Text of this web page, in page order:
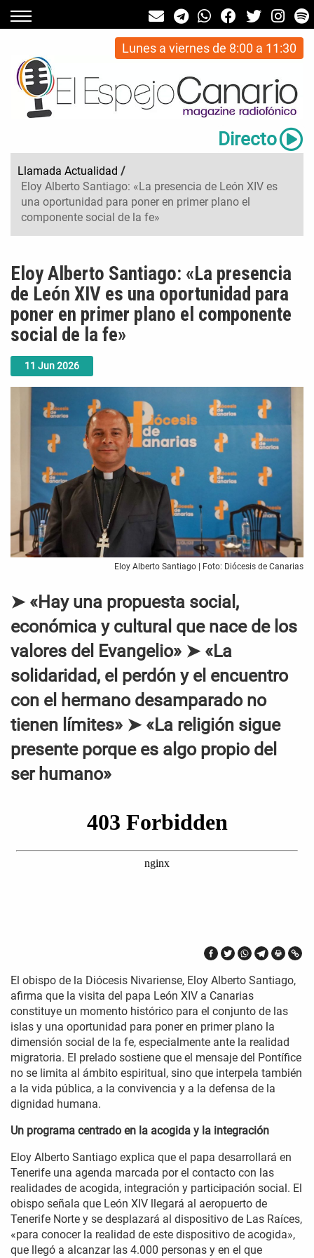
Lunes a viernes de 8:00 a 11:30
Directo
Llamada Actualidad /
Eloy Alberto Santiago: «La presencia de León XIV es
una oportunidad para poner en primer plano el
componente social de la fe»
11 Jun2026
Eloy Alberto Santiago: «La presencia
de León XIV es una oportunidad para
poner en primer plano el componente
social de la fe»
Eloy Alberto Santiago | Foto: Diócesis de Canarias
➤ «Hay una propuesta social,
económica y cultural que nace de los
valores del Evangelio» ➤ «La
solidaridad, el perdón y el encuentro
con el hermano desamparado no
tienen límites» ➤ «La religión sigue
presente porque es algo propio del
ser humano»
El obispo de la Diócesis Nivariense, Eloy Alberto Santiago,
afirma que la visita del papa León XIV a Canarias
constituye un momento histórico para el conjunto de las
islas y una oportunidad para poner en primer plano la
dimensión social de la fe, especialmente ante la realidad
migratoria. El prelado sostiene que el mensaje del Pontífice
no se limita al ámbito espiritual, sino que interpela también
a la vida pública, a la convivencia y a la defensa de la
dignidad humana.
Un programa centrado en la acogida y la integración
Eloy Alberto Santiago explica que el papa desarrollará en
Tenerife una agenda marcada por el contacto con las
realidades de acogida, integración y participación social. El
obispo señala que León XIV llegará al aeropuerto de
Tenerife Norte y se desplazará al dispositivo de Las Raíces,
«para conocer la realidad de este dispositivo de acogida»,
que llegó a alcanzar las 4.000 personas y en el que